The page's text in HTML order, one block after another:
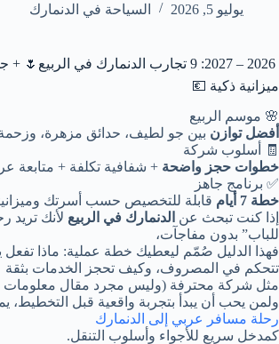
يوليو 5, 2026 السياحة في الدنمارك
ميزانية ذكية 💶
🌸 موسم الربيع
أفضل توازن بين جو لطيف، حدائق مزهرة،
🧾 أسلوب شركة
خطوات حجز واضحة + شفافية تكلفة + متابعة
✅ برنامج جاهز
خطة 7 أيام
قابلة للتخصيص حسب أسرتك
إذا كنت تبحث عن الدنمارك في الربيع لأنك تريد
للباب” بدون مفاجآت،
فهذا الدليل صُمّم ليعطيك خطة عملية: ماذا تفعل
تتحكم في المصروف، وكيف تحجز الخدمات بثقة
مثل شركة محترفة (وليس مجرد مقال معلومات
ولمن يحب أن يبدأ بتجربة واقعية قبل التخطيط،
رحلة مسافر عربي إلى الدنمارك
كمدخل سريع للأجواء وأسلوب التنقل.